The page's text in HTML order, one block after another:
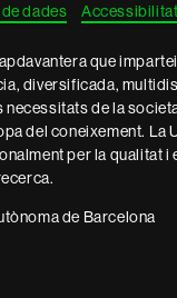
dades
que
diversificada,
necessitats de la
del coneixement. La
per la qualitat i
de Barcelona